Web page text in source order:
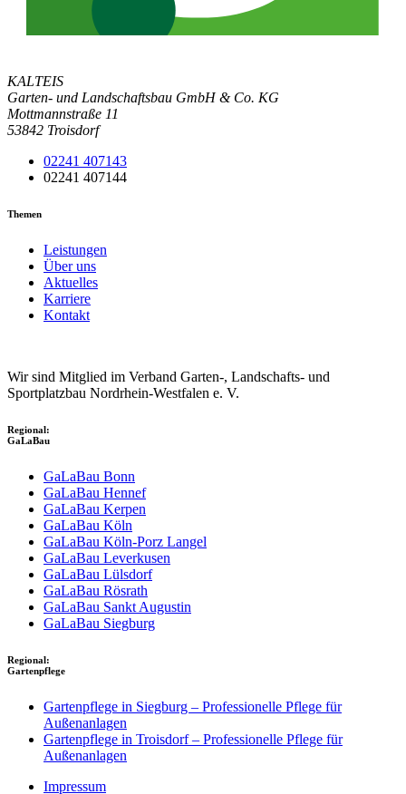
KALTEIS
Garten- und Landschaftsbau GmbH & Co. KG
Mottmannstraße 11
53842 Troisdorf
02241 407143
02241 407144
Themen
Leistungen
Über uns
Aktuelles
Karriere
Kontakt
Wir sind Mitglied im Verband Garten-, Landschafts- und
Sportplatzbau Nordrhein-Westfalen e. V.
Regional:
GaLaBau
GaLaBau Bonn
GaLaBau Hennef
GaLaBau Kerpen
GaLaBau Köln
GaLaBau Köln-Porz Langel
GaLaBau Leverkusen
GaLaBau Lülsdorf
GaLaBau Rösrath
GaLaBau Sankt Augustin
GaLaBau Siegburg
Regional:
Gartenpflege
Gartenpflege in Siegburg – Professionelle Pflege für
Außenanlagen
Gartenpflege in Troisdorf – Professionelle Pflege für
Außenanlagen
Impressum